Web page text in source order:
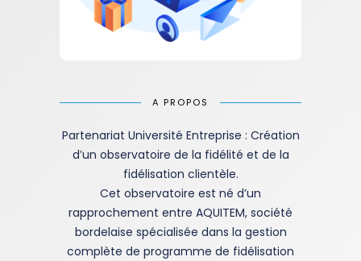
A PROPOS
Partenariat Université Entreprise : Création
d’un observatoire de la fidélité et de la
fidélisation clientèle.
Cet observatoire est né d’un
rapprochement entre AQUITEM, société
bordelaise spécialisée dans la gestion
complète de programme de fidélisation